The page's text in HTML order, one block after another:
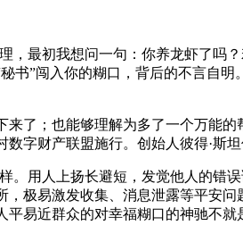
最初我想问一句：你养龙虾了吗？
书”闯入你的糊口，背后的不言自
；也能够理解为多了一个万能的
数字财产联盟施行。创始人彼得·斯
用人上扬长避短，发觉他人的错误
，极易激发收集、消息泄露等平安
平易近群众的对幸福糊口的神驰不